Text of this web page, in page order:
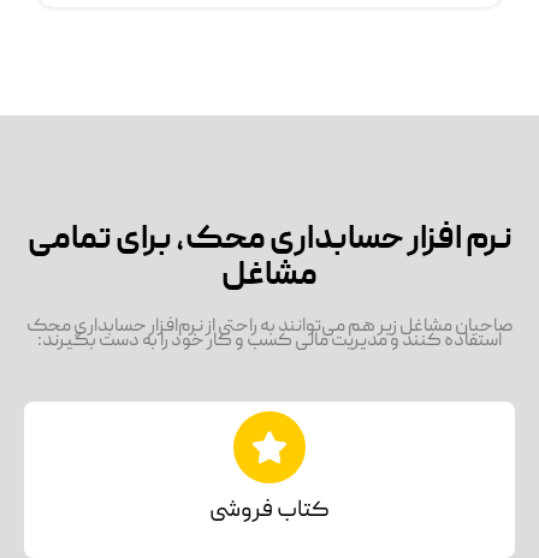
نرم افزار حسابداری محک، برای تمامی
مشاغل
صاحبان مشاغل زیر هم می‌توانند به راحتی از نرم‌افزار حسابداری محک
استفاده کنند و مدیریت مالی کسب و کار خود را به دست بگیرند:
کتاب فروشی